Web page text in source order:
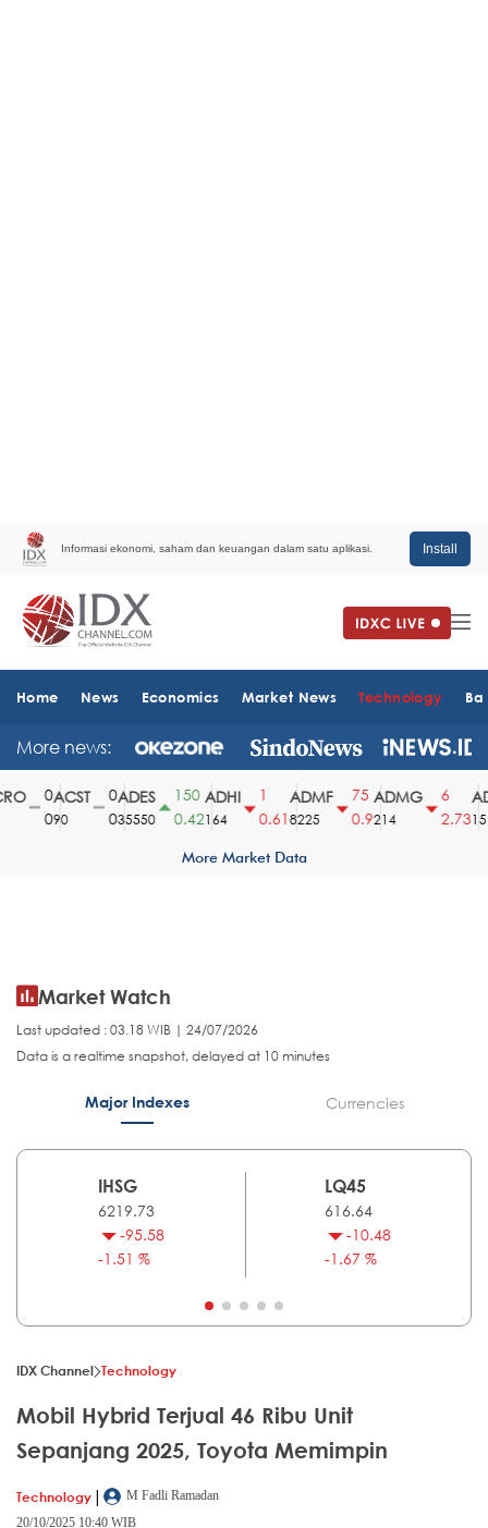
Informasi ekonomi, saham dan keuangan dalam satu aplikasi. Install
Home News Economics Market News Technology
More news:
ACST
90
ADES
35550
150
0.42
ADHI
164
0.61
ADMF
8225
75
0.9
ADMG
214
2.731510
More Market Data
Market Watch
Last updated : 03.18 WIB | 24/07/2026
Data is a realtime snapshot, delayed at 10 minutes
Major Indexes Currencies
IHSG
6219.73
-95.58
-1.51 %
LQ45
616.64
-10.48
-1.67 %
IDX Channel Technology
Mobil Hybrid Terjual 46 Ribu Unit
Sepanjang 2025, Toyota Memimpin
Technology |
M Fadli Ramadan
20/10/2025 10:40 WIB